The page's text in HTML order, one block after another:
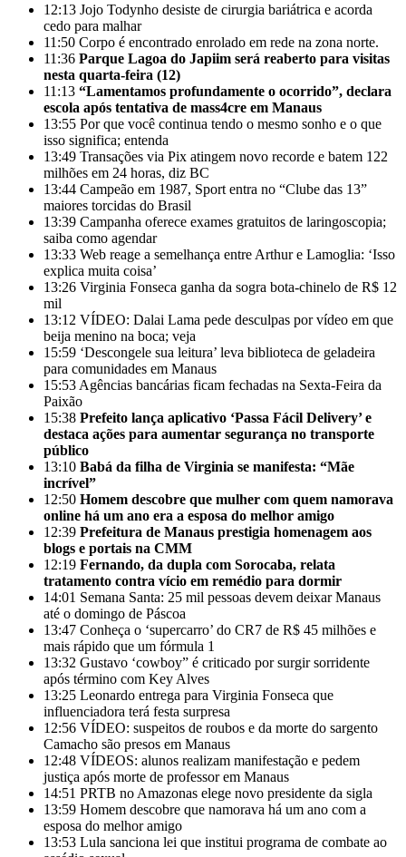
12:13 Jojo Todynho desiste de cirurgia bariátrica e acorda
cedo para malhar
11:50 Corpo é encontrado enrolado em rede na zona norte.
11:36 Parque Lagoa do Japiim será reaberto para visitas
nesta quarta-feira (12)
11:13 “Lamentamos profundamente o ocorrido”, declara
escola após tentativa de mass4cre em Manaus
13:55 Por que você continua tendo o mesmo sonho e o que
isso significa; entenda
13:49 Transações via Pix atingem novo recorde e batem 122
milhões em 24 horas, diz BC
13:44 Campeão em 1987, Sport entra no “Clube das 13”
maiores torcidas do Brasil
13:39 Campanha oferece exames gratuitos de laringoscopia;
saiba como agendar
13:33 Web reage a semelhança entre Arthur e Lamoglia: ‘Isso
explica muita coisa’
13:26 Virginia Fonseca ganha da sogra bota-chinelo de R$ 12
mil
13:12 VÍDEO: Dalai Lama pede desculpas por vídeo em que
beija menino na boca; veja
15:59 ‘Descongele sua leitura’ leva biblioteca de geladeira
para comunidades em Manaus
15:53 Agências bancárias ficam fechadas na Sexta-Feira da
Paixão
15:38 Prefeito lança aplicativo ‘Passa Fácil Delivery’ e
destaca ações para aumentar segurança no transporte
público
13:10 Babá da filha de Virginia se manifesta: “Mãe
incrível”
12:50 Homem descobre que mulher com quem namorava
online há um ano era a esposa do melhor amigo
12:39 Prefeitura de Manaus prestigia homenagem aos
blogs e portais na CMM
12:19 Fernando, da dupla com Sorocaba, relata
tratamento contra vício em remédio para dormir
14:01 Semana Santa: 25 mil pessoas devem deixar Manaus
até o domingo de Páscoa
13:47 Conheça o ‘supercarro’ do CR7 de R$ 45 milhões e
mais rápido que um fórmula 1
13:32 Gustavo ‘cowboy” é criticado por surgir sorridente
após término com Key Alves
13:25 Leonardo entrega para Virginia Fonseca que
influenciadora terá festa surpresa
12:56 VÍDEO: suspeitos de roubos e da morte do sargento
Camacho são presos em Manaus
12:48 VÍDEOS: alunos realizam manifestação e pedem
justiça após morte de professor em Manaus
14:51 PRTB no Amazonas elege novo presidente da sigla
13:59 Homem descobre que namorava há um ano com a
esposa do melhor amigo
13:53 Lula sanciona lei que institui programa de combate ao